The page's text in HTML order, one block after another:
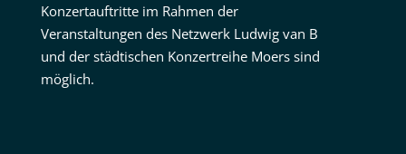
Konzertauftritte im Rahmen der
Veranstaltungen des Netzwerk Ludwig van B
und der städtischen Konzertreihe Moers sind
möglich.